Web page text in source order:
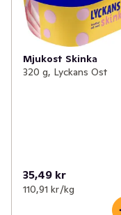
Mjukost Skinka
320 g, Lyckans Ost
35,49 kr
110,91 kr /kg